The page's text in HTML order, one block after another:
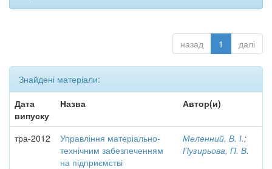
назад 1 далі
Знайдені матеріали:
Дата
випуску
Назва Автор(и)
тра-2012
Управління матеріально-
технічним забезпеченням
на підприємстві
Меленний, В. І.;
Пузирьова, П. В.